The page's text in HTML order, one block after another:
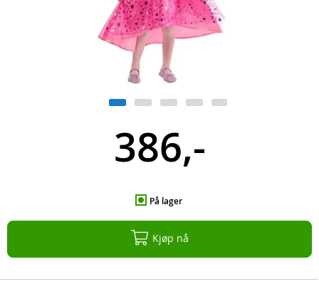
386,-
På lager
Kjøp nå